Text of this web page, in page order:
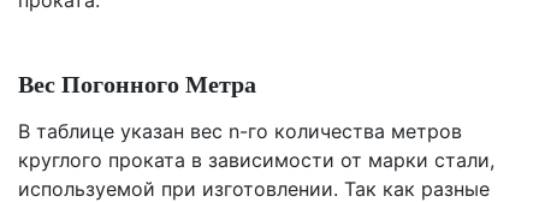
Вес Погонного Метра
В таблице указан вес n-го количества метров
круглого проката в зависимости от марки стали,
используемой при изготовлении. Так как разные